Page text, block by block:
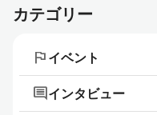
カテゴリー
flag イベント
commentインタビュー